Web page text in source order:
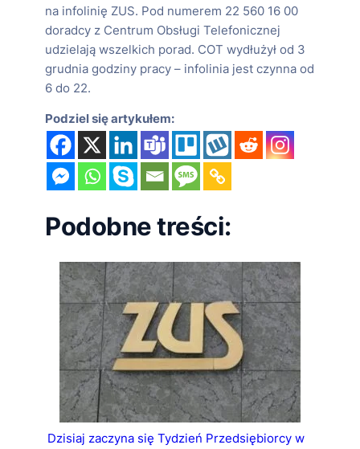
na infolinię ZUS. Pod numerem 22 560 16 00
doradcy z Centrum Obsługi Telefonicznej
udzielają wszelkich porad. COT wydłużył od 3
grudnia godziny pracy – infolinia jest czynna od
6 do 22.
Podziel się artykułem:
Podobne treści:
Dzisiaj zaczyna się Tydzień Przedsiębiorcy w